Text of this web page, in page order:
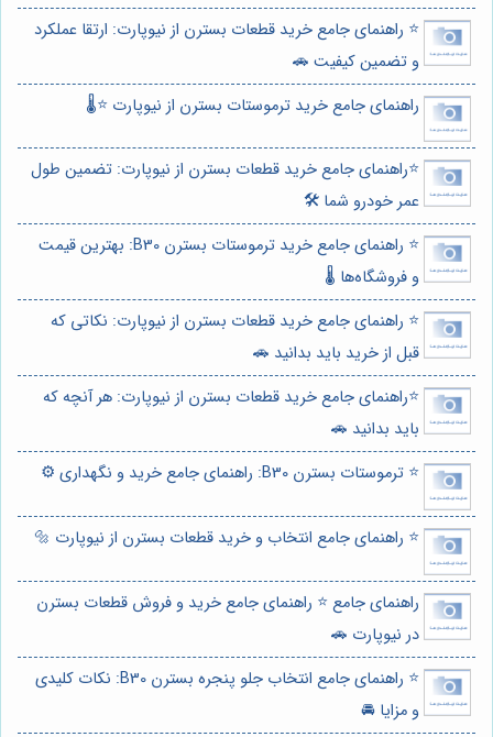
⭐️ راهنمای جامع خرید قطعات بسترن از نیوپارت: ارتقا عملکرد
و تضمین کیفیت 🚗
راهنمای جامع خرید ترموستات بسترن از نیوپارت ⭐️🌡️
⭐️راهنمای جامع خرید قطعات بسترن از نیوپارت: تضمین طول
عمر خودرو شما 🛠️
⭐️ راهنمای جامع خرید ترموستات بسترن B30: بهترین قیمت
و فروشگاه‌ها 🌡️
⭐️ راهنمای جامع خرید قطعات بسترن از نیوپارت: نکاتی که
قبل از خرید باید بدانید 🚗
⭐️راهنمای جامع خرید قطعات بسترن از نیوپارت: هر آنچه که
باید بدانید 🚗
⭐️ ترموستات بسترن B30: راهنمای جامع خرید و نگهداری ⚙️
⭐️ راهنمای جامع انتخاب و خرید قطعات بسترن از نیوپارت 🔩
راهنمای جامع ⭐️ راهنمای جامع خرید و فروش قطعات بسترن
در نیوپارت 🚗
⭐️ راهنمای جامع انتخاب جلو پنجره بسترن B30: نکات کلیدی
و مزایا 🚘